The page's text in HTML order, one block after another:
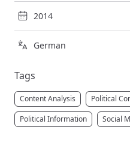
2014
German
Tags
Content Analysis
Political
Political Information
Social